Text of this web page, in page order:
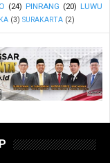
(24) PINRANG (20) LUWU
(3) SURAKARTA (2)